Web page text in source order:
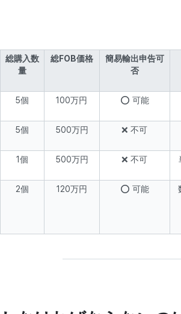
総購入数
量
総FOB価格
簡易輸出申告可
否
5個 100万円 ⭕ 可能
5個 500万円 ❌ 不可
1個 500万円 ❌ 不可
2個
120万円 ⭕ 可能